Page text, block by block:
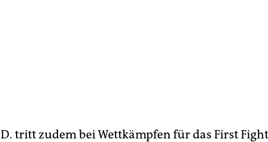
D. tritt zudem bei Wettkämpfen für das First